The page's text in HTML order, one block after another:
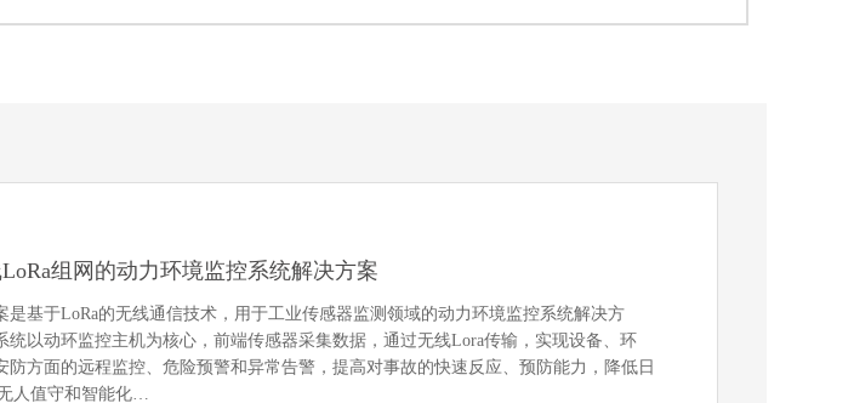
组网的动力环境监控系统解决方案
是基于LoRa的无线通信技术，用于工业传感器监测领域的动力环境监控系统解决方
统以动环监控主机为核心，前端传感器采集数据，通过无线Lora传输，实现设备、环
防方面的远程监控、危险预警和异常告警，提高对事故的快速反应、预防能力，降低日
人值守和智能化…